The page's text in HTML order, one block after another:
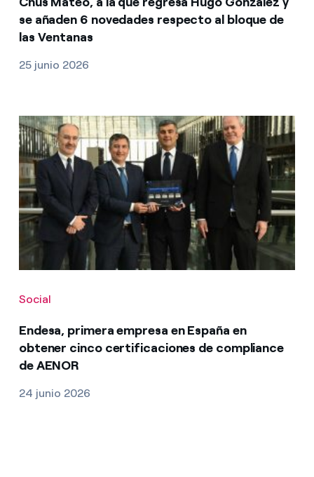
se añaden 6 novedades respecto al bloque de
las Ventanas
25 junio 2026
Social
Endesa, primera empresa en España en
obtener cinco certificaciones de compliance
de AENOR
24 junio 2026